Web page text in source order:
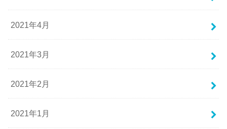
2021年4月
2021年3月
2021年2月
2021年1月